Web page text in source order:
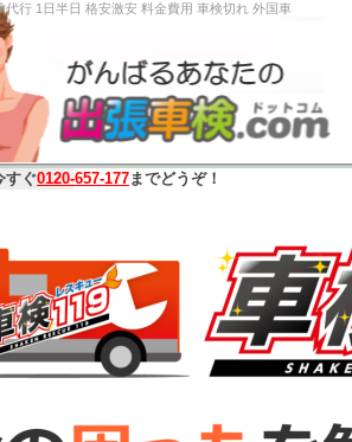
ザー車検代行 1日半日 格安激安 料
すぐ0120-657-177までどうぞ！